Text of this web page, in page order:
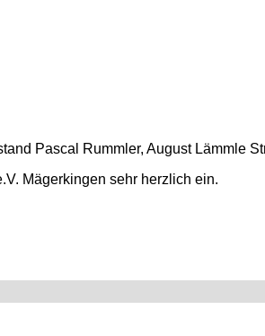
Pascal Rummler, August Lämmle
Mägerkingen sehr herzlich ein.